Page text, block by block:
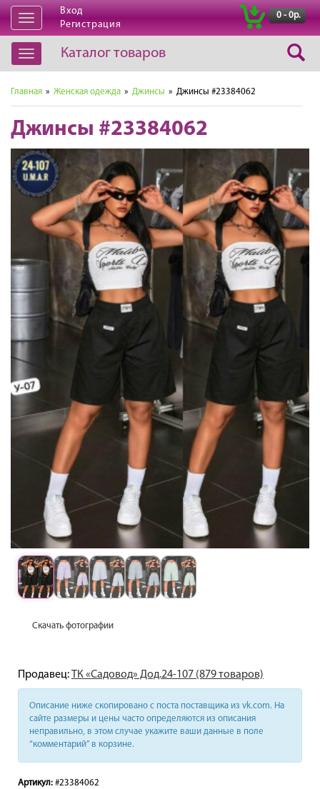
Открыть
навигацию
Вход
Регистрация
0 - 0р.
Открыть
навигацию
Каталог товаров
Главная » Женская одежда » Джинсы » Джинсы #23384062
Джинсы #23384062
Скачать фотографии
Продавец:ТК «Садовод» Дод.24-107 (879 товаров)
Описание ниже скопировано с поста поставщика из vk.com. На
сайте размеры и цены часто определяются из описания
неправильно, в этом случае укажите ваши данные в поле
“комментарий” в корзине.
Артикул: #23384062